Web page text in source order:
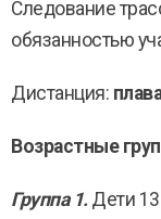
Следование
обязанностью
Дистанция:
Возрастные
Группа 1. Дети